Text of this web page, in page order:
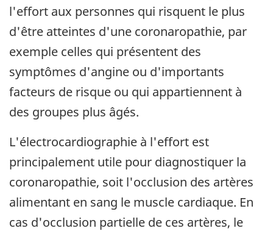
l'effort aux personnes qui risquent le plus
d'être atteintes d'une coronaropathie, par
exemple celles qui présentent des
symptômes d'angine ou d'importants
facteurs de risque ou qui appartiennent à
des groupes plus âgés.
L'électrocardiographie à l'effort est
principalement utile pour diagnostiquer la
coronaropathie, soit l'occlusion des artères
alimentant en sang le muscle cardiaque. En
cas d'occlusion partielle de ces artères, le